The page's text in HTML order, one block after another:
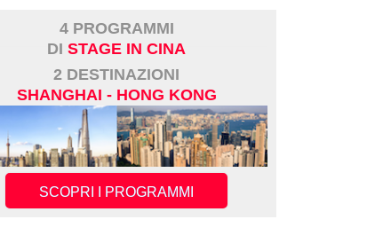
4 PROGRAMMI
DI STAGE IN CINA
2 DESTINAZIONI
SHANGHAI - HONG KONG
SCOPRI I PROGRAMMI